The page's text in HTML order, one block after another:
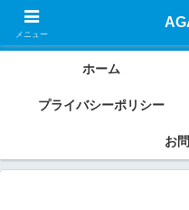
AGAクリニックの良い口コミ・悪
ホーム
プライバシーポリシー
お
メニュー